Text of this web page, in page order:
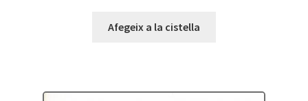
Afegeix a la cistella